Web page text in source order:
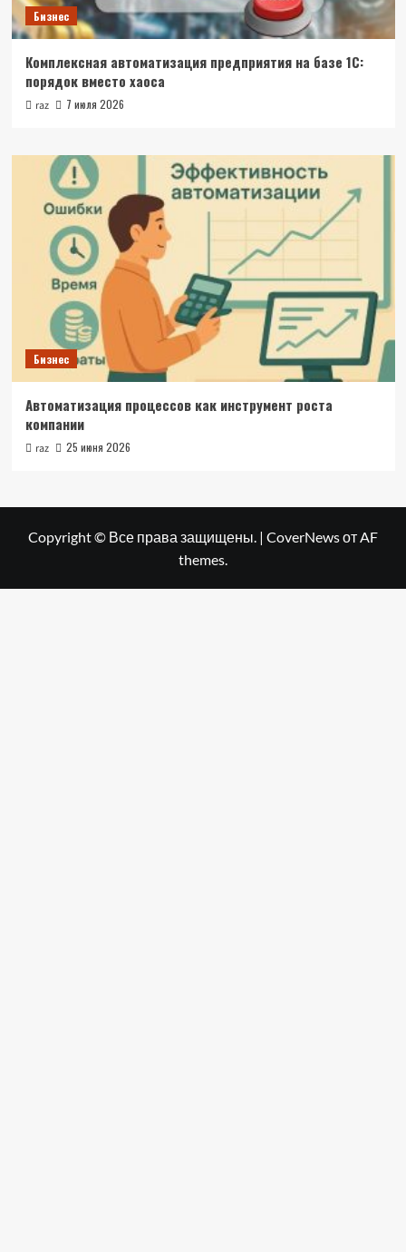
Бизнес
Комплексная автоматизация предприятия на базе 1С:
порядок вместо хаоса
raz 7 июля 2026
Бизнес
Автоматизация процессов как инструмент роста
компании
raz 25 июня 2026
Copyright © Все права защищены. | CoverNewsот AF
themes.